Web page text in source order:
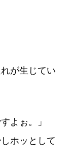
が生じてい
よぉ。」
ホッとして